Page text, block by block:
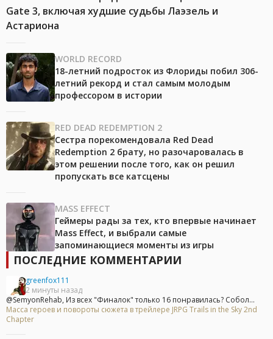
Gate 3, включая худшие судьбы Лаэзель и
Астариона
WORLD RECORD
18-летний подросток из Флориды побил 306-
летний рекорд и стал самым молодым
профессором в истории
RED DEAD REDEMPTION 2
Сестра порекомендовала Red Dead
Redemption 2 брату, но разочаровалась в
этом решении после того, как он решил
пропускать все катсцены
MASS EFFECT
Геймеры рады за тех, кто впервые начинает
Mass Effect, и выбрали самые
запоминающиеся моменты из игры
ПОСЛЕДНИЕ КОММЕНТАРИИ
greenfox111
2 минуты назад
@SemyonRehab, Из всех "Финалок" только 16 понравилась? Собол...
Масса героев и повороты сюжета в трейлере JRPG Trails in the Sky 2nd
Chapter